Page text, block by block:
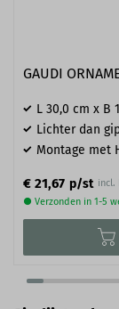
GAUDI
L 30,0 cm x B
Lichter dan
Montage met
€ 21,67 p/st incl.
● Verzonden in 1-5